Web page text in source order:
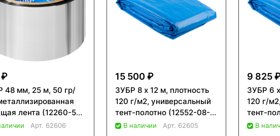
₽
48 мм, 25 м, 50 гр/
лента (12260-50-
Арт. 62606
15 500 ₽
ЗУБР 8 х 12 м, плотность
120 г/м2, универсальный
тент-полотно (12552-08-
12)В наличии Арт. 62605
9 825
ЗУБР 6
120 г/
тент-
10)
В